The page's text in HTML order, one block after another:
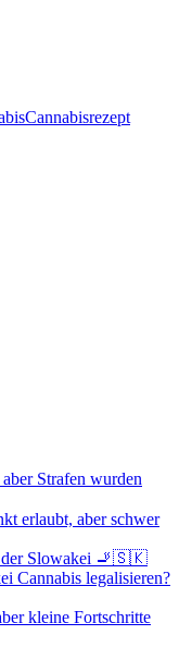
Cannabisrezept
Strafen wurden
erlaubt, aber schwer
der Slowakei 🚬🇸🇰
Cannabis legalisieren?
kleine Fortschritte